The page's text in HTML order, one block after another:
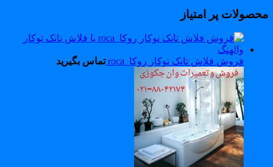
پر امتیاز
فروش فلاش تانک توکار روکا_roca تماس بگیرید